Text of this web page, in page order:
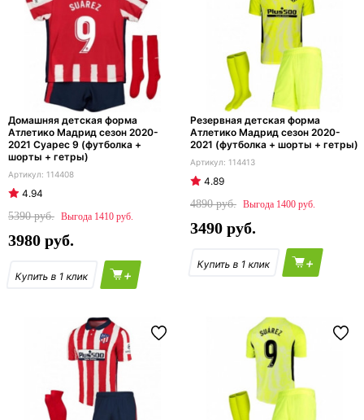
Домашняя детская форма
Атлетико Мадрид сезон 2020-
2021 Суарес 9 (футболка +
шорты + гетры)
114408
4.94
5390
1410
3980
+
Резервная детская форма
Атлетико Мадрид сезон 2020-
2021 (футболка + шорты + гетры)
114413
4.89
4890
1400
3490
+